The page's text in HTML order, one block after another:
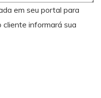
em seu portal para
cliente informará sua